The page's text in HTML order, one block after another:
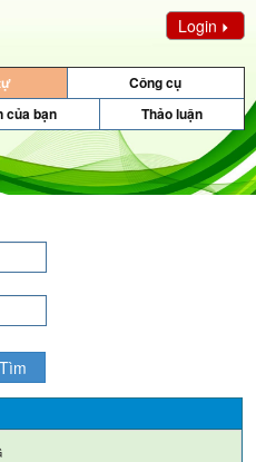
Login
Công cụ
của bạn Thảo luận
Tìm